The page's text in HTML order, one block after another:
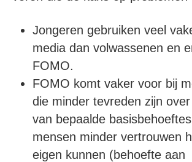
Jongeren gebruiken veel
media dan volwassenen en
FOMO.
FOMO komt vaker voor bij
die minder tevreden zijn
van bepaalde
mensen minder vertrouwen
eigen kunnen (behoefte aan